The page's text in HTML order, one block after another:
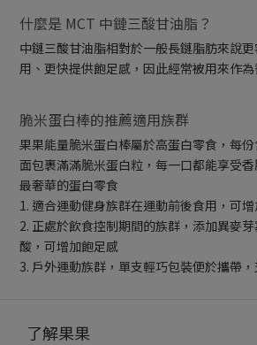
什麼是 MCT 中鏈三酸甘油脂？
中鏈三酸甘油脂相對於一般長鏈脂肪來說
用、更快提供飽足感，因此經常被用來作
脆米蛋白棒的推薦適用族群
果果能量脆米蛋白棒屬於高蛋白零食，每
面包裹滿滿脆米蛋白粒，每一口都能享受
最奢華的蛋白零食
1. 適合運動健身族群在運動前後食用，可
2. 正處於飲食控制期間的族群，添加異麥
酸，可增加飽足感
3. 戶外運動族群，單支輕巧包裝便於攜帶
了解果果